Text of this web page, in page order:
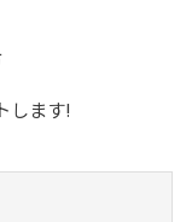
します!